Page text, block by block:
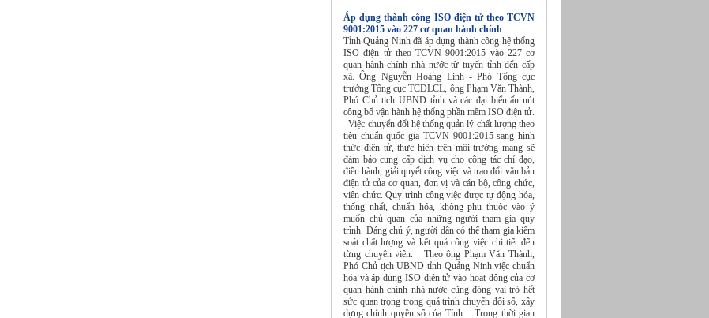
Áp dụng thành công ISO điện tử theo TCVN
9001:2015 vào 227 cơ quan hành chính
Tỉnh Quảng Ninh đã áp dụng thành công hệ thống
ISO điện tử theo TCVN 9001:2015 vào 227 cơ
quan hành chính nhà nước từ tuyến tỉnh đến cấp
xã. Ông Nguyễn Hoàng Linh - Phó Tổng cục
trưởng Tổng cục TCĐLCL, ông Phạm Văn Thành,
Phó Chủ tịch UBND tỉnh và các đại biểu ấn nút
công bố vận hành hệ thống phần mềm ISO điện tử.
Việc chuyển đổi hệ thống quản lý chất lượng theo
tiêu chuẩn quốc gia TCVN 9001:2015 sang hình
thức điện tử, thực hiện trên môi trường mạng sẽ
đảm bảo cung cấp dịch vụ cho công tác chỉ đạo,
điều hành, giải quyết công việc và trao đổi văn bản
điện tử của cơ quan, đơn vị và cán bộ, công chức,
viên chức. Quy trình công việc được tự động hóa,
thống nhất, chuẩn hóa, không phụ thuộc vào ý
muốn chủ quan của những người tham gia quy
trình. Đáng chú ý, người dân có thể tham gia kiểm
soát chất lượng và kết quả công việc chi tiết đến
từng chuyên viên. Theo ông Phạm Văn Thành,
Phó Chủ tịch UBND tỉnh Quảng Ninh việc chuẩn
hóa và áp dụng ISO điện tử vào hoạt động của cơ
quan hành chính nhà nước cũng đóng vai trò hết
sức quan trọng trong quá trình chuyển đổi số, xây
dựng chính quyền số của Tỉnh. Trong thời gian